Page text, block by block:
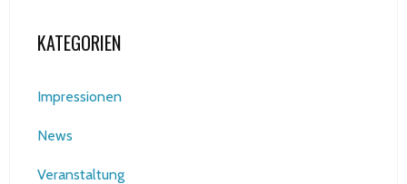
KATEGORIEN
Impressionen
News
Veranstaltung